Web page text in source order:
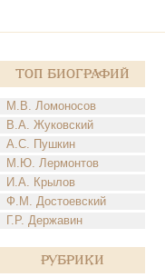
Топ Биографий
М.В. Ломоносов
В.А. Жуковский
А.С. Пушкин
М.Ю. Лермонтов
И.А. Крылов
Ф.М. Достоевский
Г.Р. Державин
Рубрики